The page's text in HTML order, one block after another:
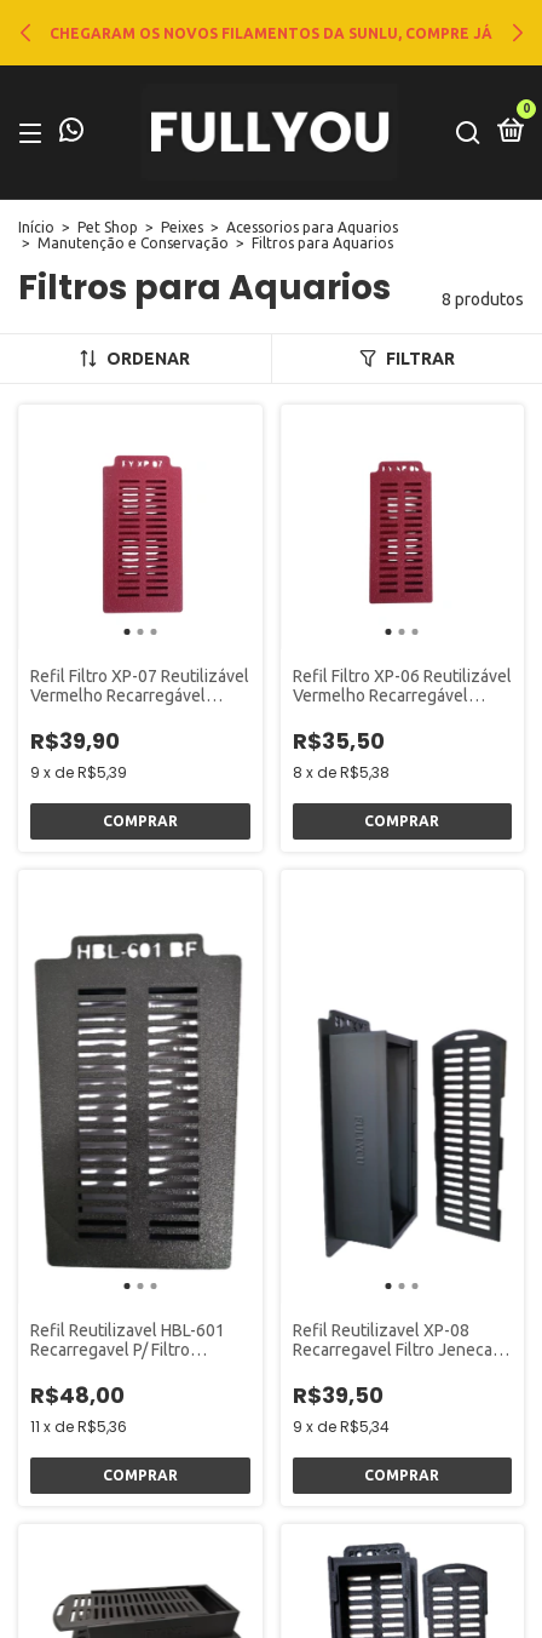
CHEGARAM OS NOVOS FILAMENTOS DA SUNLU, COMPRE JÁ
0
Início > Pet Shop > Peixes > Acessorios para Aquarios
> Manutenção e Conservação > Filtros para Aquarios
Filtros para Aquarios 8 produtos
ORDENAR FILTRAR
Refil Filtro XP-07 Reutilizável
Vermelho Recarregável
R$39,90
9 xdeR$5,39
Refil Filtro XP-06 Reutilizável
Vermelho Recarregável
R$35,50
8 xdeR$5,38
Refil Reutilizavel HBL-601
Recarregavel P/ Filtro
R$48,00
11 xdeR$5,36
Refil Reutilizavel XP-08
Recarregavel Filtro Jeneca
R$39,50
9 xdeR$5,34